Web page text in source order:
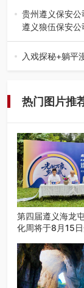
弦乐（合唱）
贵州遵义保安
遵义狼伍保安
在遵义，不管
工、商业商场
入戏探秘+躺平
热门图片推
第四届遵义海龙
化周将于8月15